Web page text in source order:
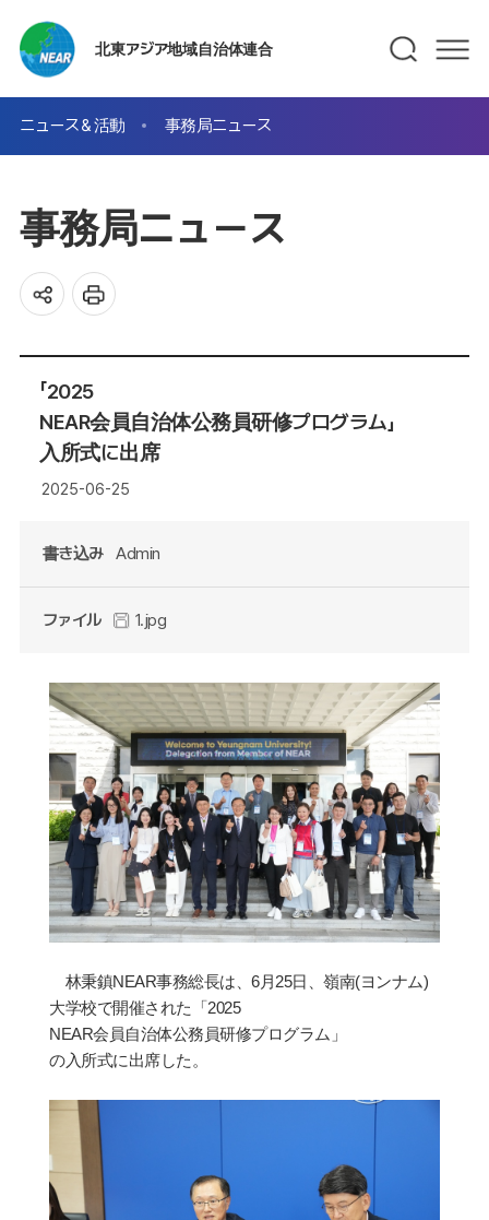
北東アジア地域自治体連合
ニュース＆活動 事務局ニュース
事務局ニュース
「2025
NEAR会員自治体公務員研修プログラム」
入所式に出席
2025-06-25
書き込み Admin
ファイル 1.jpg
林秉鎮NEAR事務総長は、 6月25日、嶺南(ヨンナム)
大学校で開催された「2025
NEAR会 員自治体公務員研修プログラム」
の入所式に出席した。